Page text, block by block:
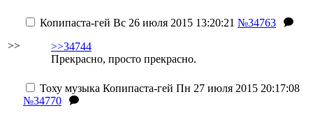
>>
Копипаста-гей Вс 26 июля 2015 13:20:21 №34763
>>34744
Прекрасно, просто прекрасно.
Тоху музыка Копипаста-гей Пн 27 июля 2015 20:17:08
№34770